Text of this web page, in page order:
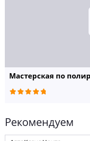
Мастерская по
Рекомендуем